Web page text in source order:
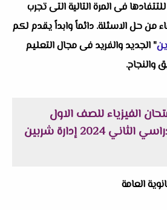
فى المرة التالية التى تجرب
من حل الاسئلة. دائماً وابداً يقدم لكم
" الجديد والفريد فى مجال التعليم
والنجاح.
الفيزياء للصف الاول
الثانوي الفصل الدراسي الثاني 2024 إدارة شربين
العامة